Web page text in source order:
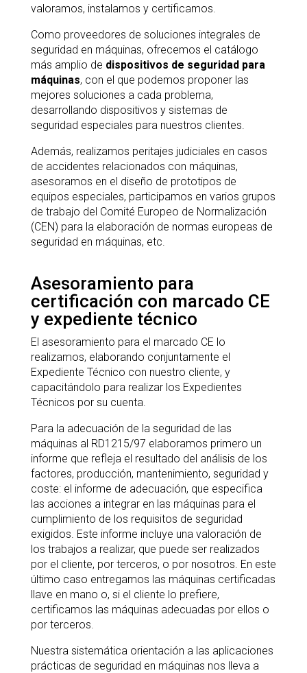
valoramos, instalamos y certificamos.
Como proveedores de soluciones integrales de
seguridad en máquinas, ofrecemos el catálogo
más amplio de dispositivos de seguridad para
máquinas, con el que podemos proponer las
mejores soluciones a cada problema,
desarrollando dispositivos y sistemas de
seguridad especiales para nuestros clientes.
Además, realizamos peritajes judiciales en casos
de accidentes relacionados con máquinas,
asesoramos en el diseño de prototipos de
equipos especiales, participamos en varios grupos
de trabajo del Comité Europeo de Normalización
(CEN) para la elaboración de normas europeas de
seguridad en máquinas, etc.
Asesoramiento para
certificación con marcado CE
y expediente técnico
El asesoramiento para el marcado CE lo
realizamos, elaborando conjuntamente el
Expediente Técnico con nuestro cliente, y
capacitándolo para realizar los Expedientes
Técnicos por su cuenta.
Para la adecuación de la seguridad de las
máquinas al RD1215/97 elaboramos primero un
informe que refleja el resultado del análisis de los
factores, producción, mantenimiento, seguridad y
coste: el informe de adecuación, que especifica
las acciones a integrar en las máquinas para el
cumplimiento de los requisitos de seguridad
exigidos. Este informe incluye una valoración de
los trabajos a realizar, que puede ser realizados
por el cliente, por terceros, o por nosotros. En este
último caso entregamos las máquinas certificadas
llave en mano o, si el cliente lo prefiere,
certificamos las máquinas adecuadas por ellos o
por terceros.
Nuestra sistemática orientación a las aplicaciones
prácticas de seguridad en máquinas nos lleva a